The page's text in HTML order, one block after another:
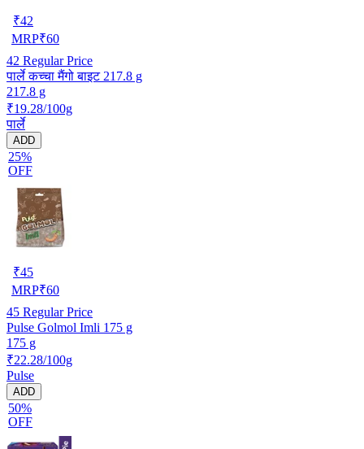
₹42
MRP₹60
42 Regular Price
पार्ले कच्चा मैंगो बाइट 217.8 g
217.8 g
₹19.28/100g
पार्ले
ADD
25%
OFF
₹45
MRP₹60
45 Regular Price
Pulse Golmol Imli 175 g
175 g
₹22.28/100g
Pulse
ADD
50%
OFF